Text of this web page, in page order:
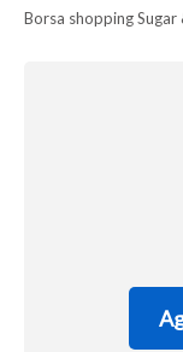
Borsa shopping